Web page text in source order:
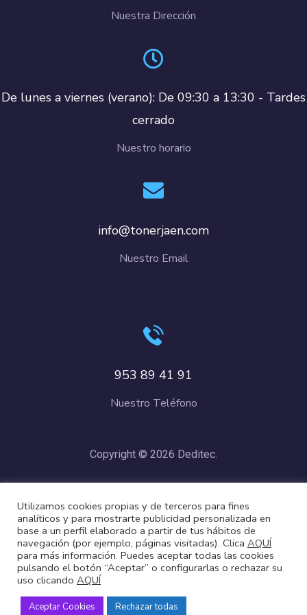
Nuestra Dirección
De lunes a viernes (verano): De 09:30 a 13:30 - Tardes
cerrado
Nuestro horario
info@tonerjaen.com
Nuestro Email
953 89 41 91
Nuestro Teléfono
Copyright © 2026 Deditec.
Cookies
Utilizamos cookies propias y de terceros para fines
analíticos y para mostrarte publicidad personalizada en
base a un perfil elaborado a partir de tus hábitos de
navegación (por ejemplo, páginas visitadas). Clica AQUÍ
para más información. Puedes aceptar todas las cookies
pulsando el botón “Aceptar” o configurarlas o rechazar su
uso clicando AQUÍ
Aceptar Cookies Rechazar todas